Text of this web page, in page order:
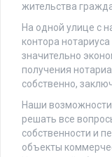
жительства
На одной улице с
контора
значительно
получения
собственно,
Наши
решать все
собственности и
объекты